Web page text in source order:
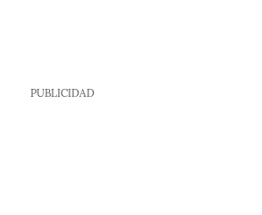
PUBLICIDAD